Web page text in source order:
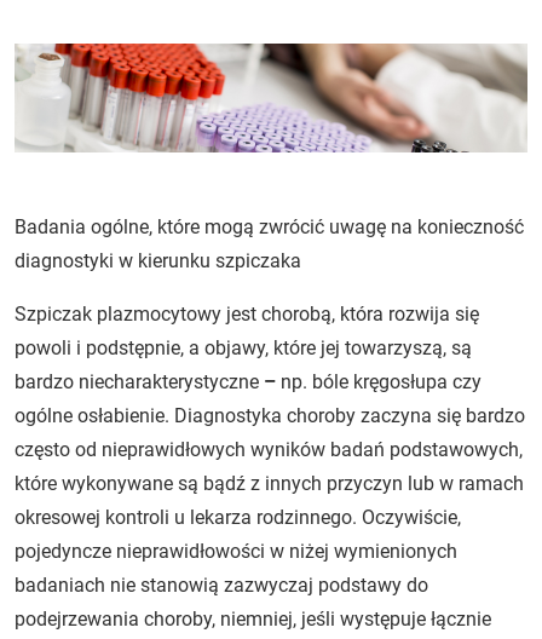
Badania ogólne, które mogą zwrócić uwagę na konieczność
diagnostyki w kierunku szpiczaka
Szpiczak plazmocytowy jest chorobą, która rozwija się
powoli i podstępnie, a objawy, które jej towarzyszą, są
bardzo niecharakterystyczne – np. bóle kręgosłupa czy
ogólne osłabienie. Diagnostyka choroby zaczyna się bardzo
często od nieprawidłowych wyników badań podstawowych,
które wykonywane są bądź z innych przyczyn lub w ramach
okresowej kontroli u lekarza rodzinnego. Oczywiście,
pojedyncze nieprawidłowości w niżej wymienionych
badaniach nie stanowią zazwyczaj podstawy do
podejrzewania choroby, niemniej, jeśli występuje łącznie